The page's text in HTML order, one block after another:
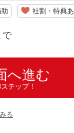
社割・特典あ
で
へ進む
テップ！
る